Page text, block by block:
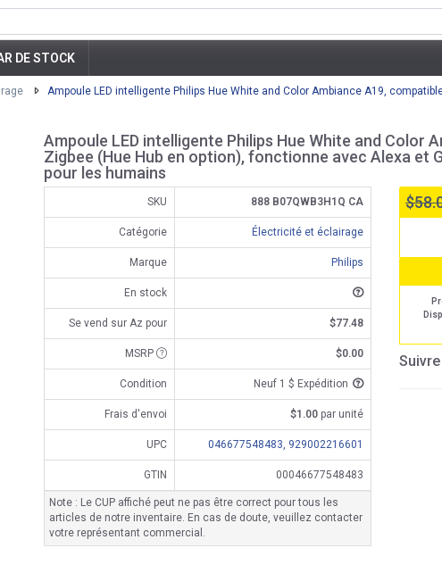
DE STOCK
Ampoule LED intelligente Philips Hue White and Color Ambiance A19,
Ampoule LED intelligente Philips Hue White and Color
Zigbee (Hue Hub en option), fonctionne avec Alexa et
pour les humains
SKU 888 B07QWB3H1Q CA
Catégorie Électricité et éclairage
Marque Philips
En stock
Se vend sur Az pour $77.48
MSRP $0.00
Condition Neuf 1 $ Expédition
Frais d'envoi $1.00 par unité
UPC 046677548483, 929002216601
GTIN 00046677548483
Note : Le CUP affiché peut ne pas être correct pour tous les
articles de notre inventaire. En cas de doute, veuillez contacter
votre représentant commercial.
Suivre